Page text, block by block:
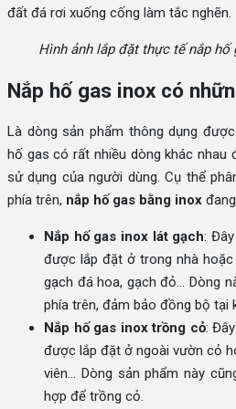
đất đá rơi xuống cống làm tắc nghẽn.
Hình ảnh lắp đặt thực tế nắp hố
Nắp hố gas inox có
Là dòng sản phẩm thông dụng
hố gas có rất nhiều dòng khác nhau
sử dụng của người dùng. Cụ thể
phía trên, nắp hố gas bằng inox
Nắp hố gas inox lát gạch:
được lắp đặt ở trong nhà
gạch đá hoa, gạch đỏ… Dòng
phía trên, đảm bảo đồng bộ tại
Nắp hố gas inox trồng cỏ:
được lắp đặt ở ngoài vườn cỏ
viên… Dòng sản phẩm này
hợp để trồng cỏ.